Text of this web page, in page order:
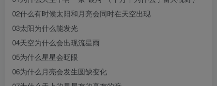
02什么有时候太阳和月亮会同时在天空出现
03太阳为什么能发光
04天空为什么会出现流星雨
05为什么星星会眨眼
06为什么月亮会发生圆缺变化